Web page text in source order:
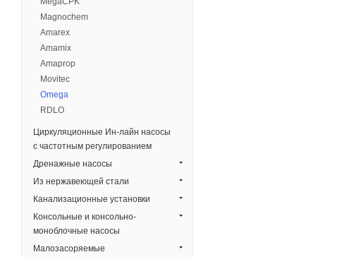
Magnochem
Amarex
Amamix
Amaprop
Movitec
Omega
RDLO
Циркуляционные Ин-лайн насосы
с частотным регулированием
Дренажные насосы
Из нержавеющей стали
Канализационные установки
Консольные и консольно-
моноблочные насосы
Малозасоряемые